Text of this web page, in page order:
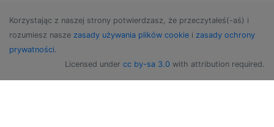
Korzystając z naszej strony potwierdzasz, że przeczytałeś(-aś) i
rozumiesz nasze zasady używania plików cookie i zasady ochrony
prywatności.
Licensed under cc by-sa 3.0 with attribution required.